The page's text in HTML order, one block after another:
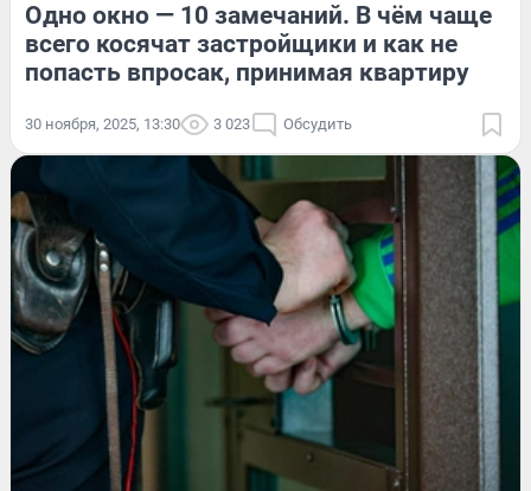
Одно окно — 10 замечаний. В чём чаще
всего косячат застройщики и как не
попасть впросак, принимая квартиру
30 ноября, 2025, 13:30 3 023 Обсудить